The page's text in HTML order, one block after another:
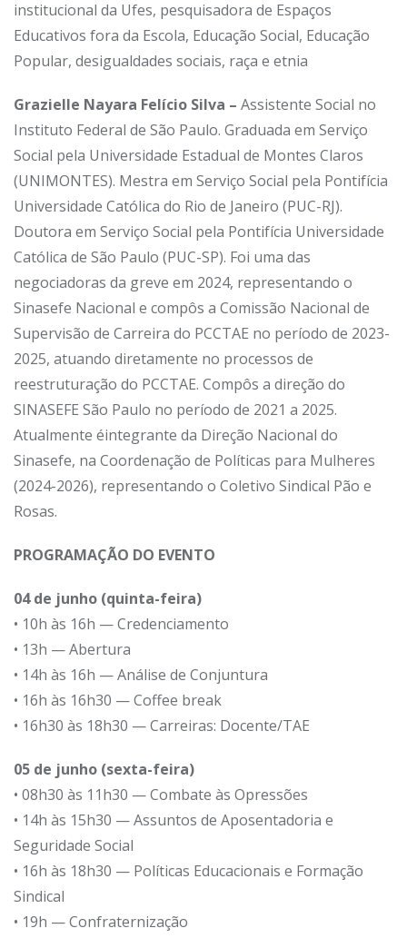
institucional da Ufes, pesquisadora de Espaços
Educativos fora da Escola, Educação Social, Educação
Popular, desigualdades sociais, raça e etnia
Grazielle Nayara Felício Silva – Assistente Social no
Instituto Federal de São Paulo. Graduada em Serviço
Social pela Universidade Estadual de Montes Claros
(UNIMONTES). Mestra em Serviço Social pela Pontifícia
Universidade Católica do Rio de Janeiro (PUC-RJ).
Doutora em Serviço Social pela Pontifícia Universidade
Católica de São Paulo (PUC-SP). Foi uma das
negociadoras da greve em 2024, representando o
Sinasefe Nacional e compôs a Comissão Nacional de
Supervisão de Carreira do PCCTAE no período de 2023-
2025, atuando diretamente no processos de
reestruturação do PCCTAE. Compôs a direção do
SINASEFE São Paulo no período de 2021 a 2025.
Atualmente éintegrante da Direção Nacional do
Sinasefe, na Coordenação de Políticas para Mulheres
(2024-2026), representando o Coletivo Sindical Pão e
Rosas.
PROGRAMAÇÃO DO EVENTO
04 de junho (quinta-feira)
• 10h às 16h — Credenciamento
• 13h — Abertura
• 14h às 16h — Análise de Conjuntura
• 16h às 16h30 — Coffee break
• 16h30 às 18h30 — Carreiras: Docente/TAE
05 de junho (sexta-feira)
• 08h30 às 11h30 — Combate às Opressões
• 14h às 15h30 — Assuntos de Aposentadoria e
Seguridade Social
• 16h às 18h30 — Políticas Educacionais e Formação
Sindical
• 19h — Confraternização